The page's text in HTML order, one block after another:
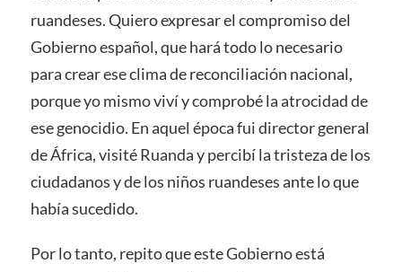
ruandeses. Quiero expresar el compromiso del
Gobierno español, que hará todo lo necesario
para crear ese clima de reconciliación nacional,
porque yo mismo viví y comprobé la atrocidad de
ese genocidio. En aquel época fui director general
de África, visité Ruanda y percibí la tristeza de los
ciudadanos y de los niños ruandeses ante lo que
había sucedido.
Por lo tanto, repito que este Gobierno está